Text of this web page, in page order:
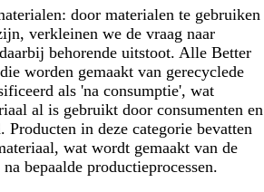
door materialen te gebruiken
verkleinen we de vraag naar
behorende uitstoot. Alle Better
worden gemaakt van gerecyclede
als 'na consumptie', wat
al is gebruikt door consumenten en
Producten in deze categorie bevatten
wat wordt gemaakt van de
bepaalde productieprocessen.